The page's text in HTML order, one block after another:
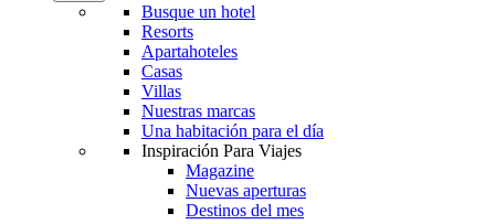
Busque un hotel
Resorts
Apartahoteles
Casas
Villas
Nuestras marcas
Una habitación para el día
Inspiración Para Viajes
Magazine
Nuevas aperturas
Destinos del mes